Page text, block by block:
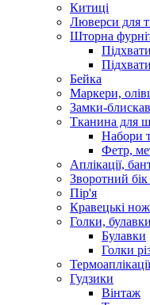
Китиці
Люверси для
Шторна
Бейка
Маркери,
Замки-
Тканина для
Набори
Фетр,
Аплікації,
Зворотний
Пір'я
Кравецькі
Голки, булавки
Булавки
Голки
Термоаплікації
Гудзики
Вінтаж